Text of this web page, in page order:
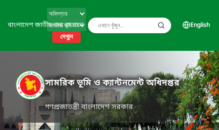
বাংলাদেশ জাতীয় তথ্য বাতায়ন
দেখুন
English
সামরিক ভূমি ও ক্যান্টনমেন্ট অধিদপ্তর
গণপ্রজাতন্ত্রী বাংলাদেশ সরকার